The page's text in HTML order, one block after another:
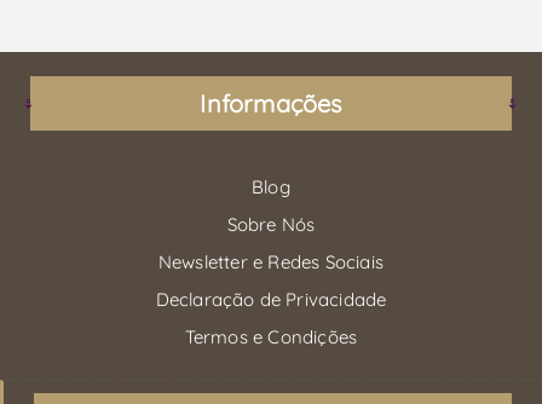
Informações
Blog
Sobre Nós
Newsletter e Redes Sociais
Declaração de Privacidade
Termos e Condições